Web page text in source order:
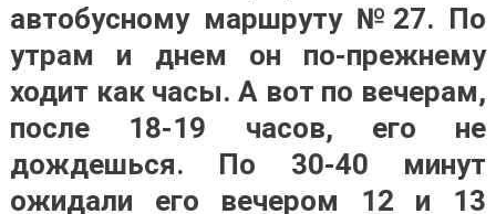
автобусному маршруту №27. По
утрам и днем он по-прежнему
ходит как часы. А вот по вечерам,
после 18-19 часов, его не
дождешься. По 30-40 минут
ожидали его вечером 12 и 13